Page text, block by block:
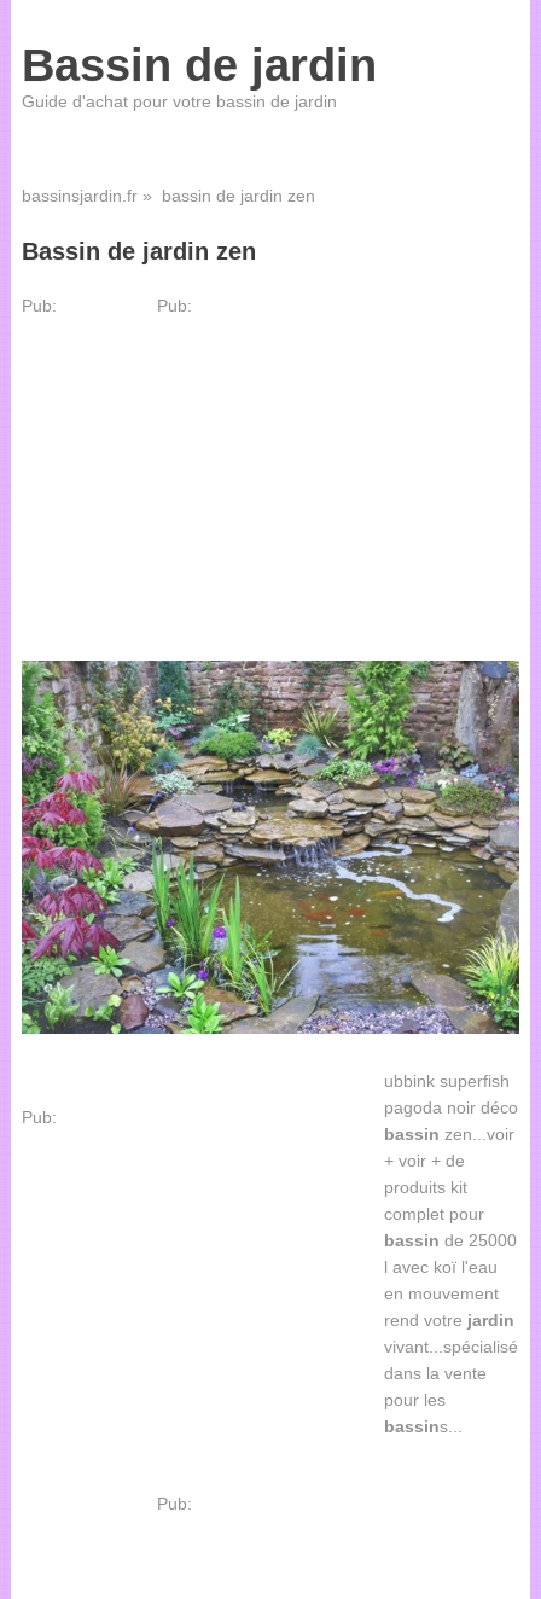
Bassin de jardin
Guide d'achat pour votre bassin de jardin
bassinsjardin.fr» bassin de jardin zen
Bassin de jardin zen
Pub: Pub:
Pub:
Pub:
ubbink superfish
pagoda noir déco
bassin zen...voir
+ voir + de
produits kit
complet pour
bassin de 25000
l avec koï l'eau
en mouvement
rend votre jardin
vivant...spécialisé
dans la vente
pour les
bassins...